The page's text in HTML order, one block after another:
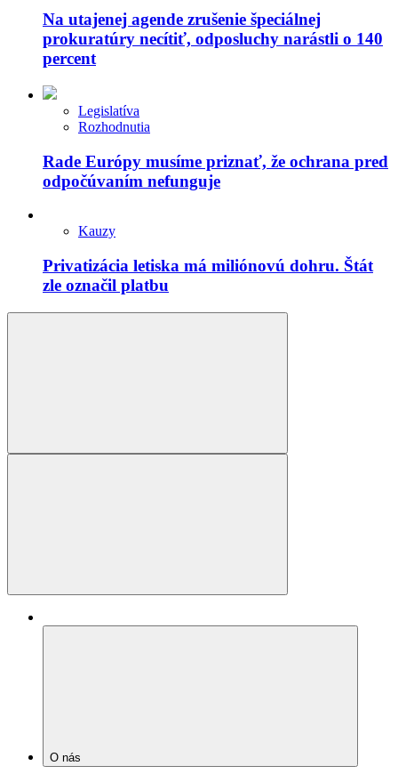
Na utajenej agende zrušenie špeciálnej
prokuratúry necítiť, odposluchy narástli o 140
percent
Legislatíva
Rozhodnutia
Rade Európy musíme priznať, že ochrana pred
odpočúvaním nefunguje
Kauzy
Privatizácia letiska má miliónovú dohru. Štát
zle označil platbu
O nás